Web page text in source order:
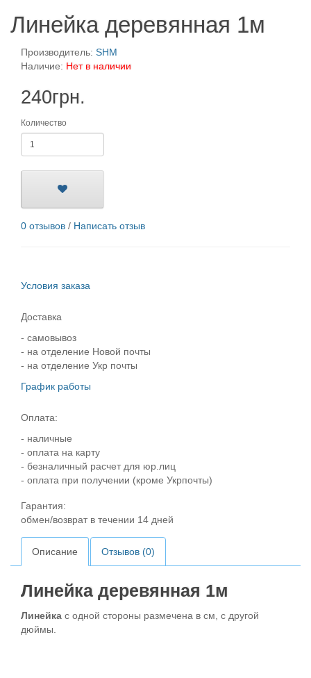
Линейка деревянная 1м
Производитель: SHM
Наличие: Нет в наличии
240грн.
Количество
0 отзывов / Написать отзыв
Условия заказа
Доставка
- самовывоз
- на отделение Новой почты
- на отделение Укр почты
График работы
Оплата:
- наличные
- оплата на карту
- безналичный расчет для юр.лиц
- оплата при получении (кроме Укрпочты)
Гарантия:
обмен/возврат в течении 14 дней
Описание Отзывов (0)
Линейка деревянная 1м
Линейка с одной стороны размечена в см, с другой
дюймы.